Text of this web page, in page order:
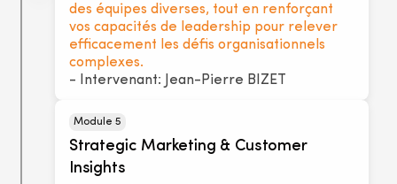
des équipes diverses, tout en renforçant
vos capacités de leadership pour relever
efficacement les défis organisationnels
complexes.
- Intervenant: Jean-Pierre BIZET
Module 5
Strategic Marketing & Customer
Insights